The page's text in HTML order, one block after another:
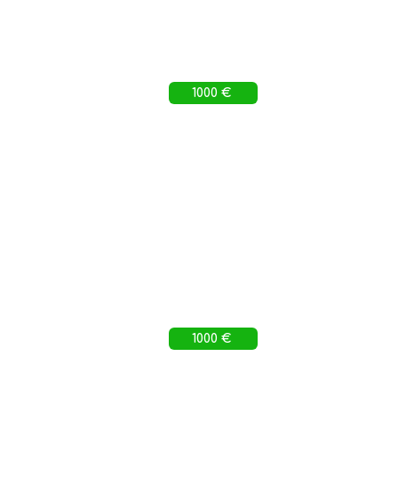
1000 €
1000 €